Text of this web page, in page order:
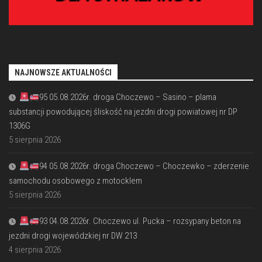
NAJNOWSZE AKTUALNOŚCI
95 05.08.2026r. droga Choczewo – Sasino – plama
substancji powodującej śliskość na jezdni drogi powiatowej nr DP
1306G
5 sierpnia 2026
94 05.08.2026r. droga Choczewo – Choczewko – zderzenie
samochodu osobowego z motocklem
5 sierpnia 2026
93 04.08.2026r. Choczewo ul. Pucka – rozsypany beton na
jezdni drogi wojewódzkiej nr DW 213
4 sierpnia 2026